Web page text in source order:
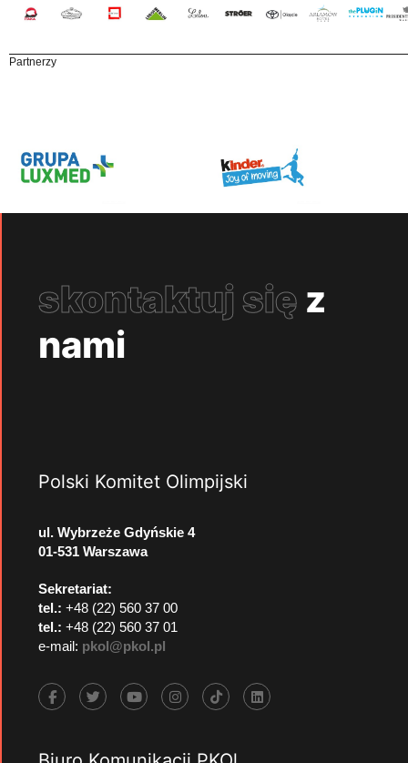
Partnerzy
skontaktuj się z
nami
Polski Komitet Olimpijski
ul. Wybrzeże Gdyńskie 4
01-531 Warszawa
Sekretariat:
tel.: +48 (22) 560 37 00
tel.: +48 (22) 560 37 01
e-mail: pkol@pkol.pl